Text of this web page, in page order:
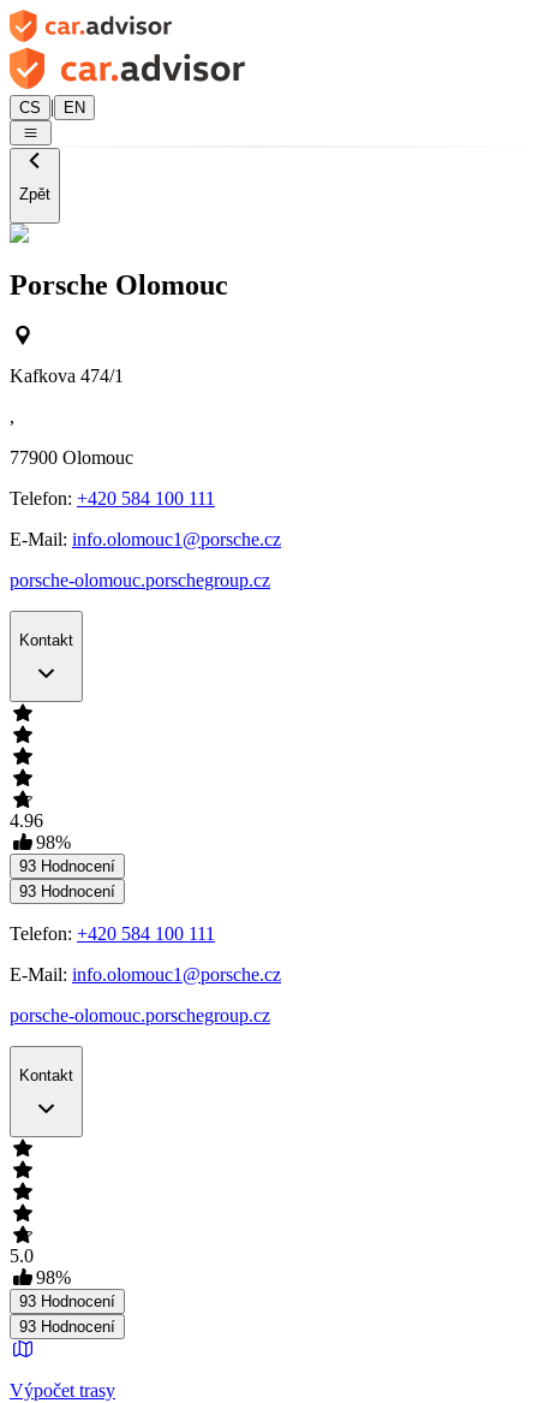
CS | EN
Zpět
Porsche Olomouc
Kafkova 474/1
,
77900 Olomouc
Telefon: +420 584 100 111
E-Mail: info.olomouc1@porsche.cz
porsche-olomouc.porschegroup.cz
Kontakt
4.96
98%
93 Hodnocení
93 Hodnocení
Telefon: +420 584 100 111
E-Mail: info.olomouc1@porsche.cz
porsche-olomouc.porschegroup.cz
Kontakt
5.0
98%
93 Hodnocení
93 Hodnocení
Výpočet trasy